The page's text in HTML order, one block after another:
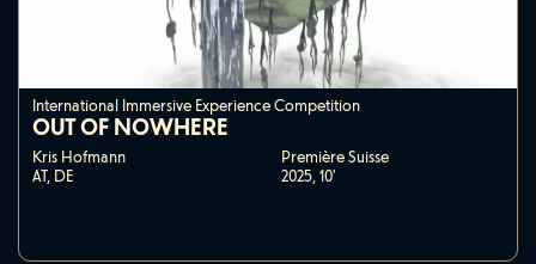
International Immersive Experience Competition
OUT OF NOWHERE
Kris Hofmann
AT, DE
Première Suisse
2025,10'